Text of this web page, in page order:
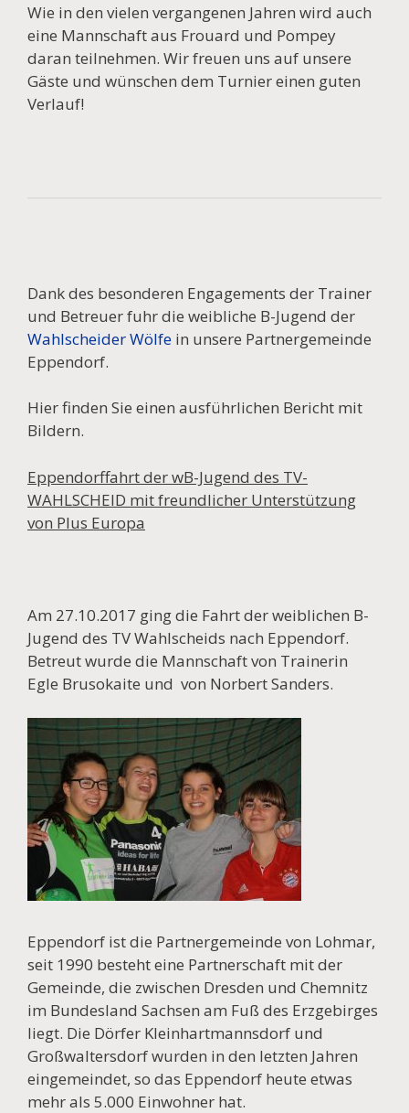
Wie in den vielen vergangenen Jahren wird auch
eine Mannschaft aus Frouard und Pompey
daran teilnehmen. Wir freuen uns auf unsere
Gäste und wünschen dem Turnier einen guten
Verlauf!
Dank des besonderen Engagements der Trainer
und Betreuer fuhr die weibliche B-Jugend der
Wahlscheider Wölfe in unsere Partnergemeinde
Eppendorf.
Hier finden Sie einen ausführlichen Bericht mit
Bildern.
Eppendorffahrt der wB-Jugend des TV-
WAHLSCHEID mit freundlicher Unterstützung
von Plus Europa
Am 27.10.2017 ging die Fahrt der weiblichen B-
Jugend des TV Wahlscheids nach Eppendorf.
Betreut wurde die Mannschaft von Trainerin
Egle Brusokaite und von Norbert Sanders.
Eppendorf ist die Partnergemeinde von Lohmar,
seit 1990 besteht eine Partnerschaft mit der
Gemeinde, die zwischen Dresden und Chemnitz
im Bundesland Sachsen am Fuß des Erzgebirges
liegt. Die Dörfer Kleinhartmannsdorf und
Großwaltersdorf wurden in den letzten Jahren
eingemeindet, so das Eppendorf heute etwas
mehr als 5.000 Einwohner hat.